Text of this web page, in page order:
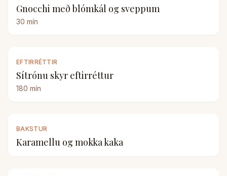
Gnocchi með blómkál og sveppum
30 mín
EFTIRRÉTTIR
Sítrónu skyr eftirréttur
180 mín
BAKSTUR
Karamellu og mokka kaka